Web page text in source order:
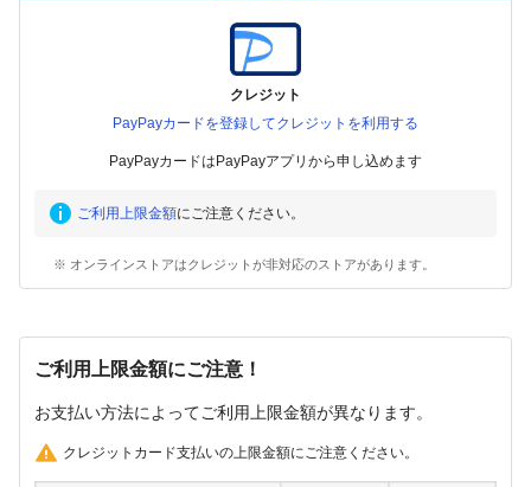
クレジット
PayPayカードを登録してクレジットを利用する
PayPayカードはPayPayアプリから申し込めます
ご利用上限金額にご注意ください。
※ オンラインストアはクレジットが非対応のストアがあります。
ご利用上限金額にご注意！
お支払い方法によってご利用上限金額が異なります。
クレジットカード支払いの上限金額にご注意ください。